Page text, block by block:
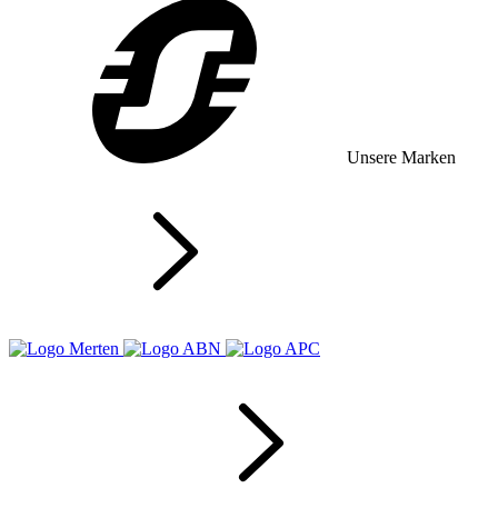
Unsere Marken